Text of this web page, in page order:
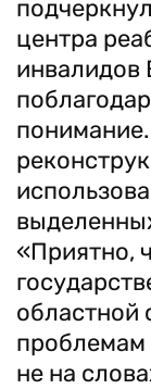
центра
инвалидов
«Приятно,
областной
проблемам
не на